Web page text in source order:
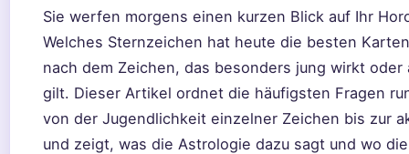
Sie werfen morgens einen kurzen Blick auf Ihr
Welches Sternzeichen hat heute die besten
nach dem Zeichen, das besonders jung wirkt
gilt. Dieser Artikel ordnet die häufigsten Fragen
von der Jugendlichkeit einzelner Zeichen bis zur
und zeigt, was die Astrologie dazu sagt und wo